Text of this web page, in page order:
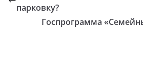
парковку?
Госпрограмма